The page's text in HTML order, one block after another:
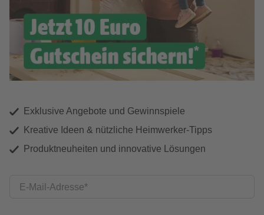
Exklusive Angebote und Gewinnspiele
Kreative Ideen & nützliche Heimwerker-Tipps
Produktneuheiten und innovative Lösungen
E-Mail-Adresse